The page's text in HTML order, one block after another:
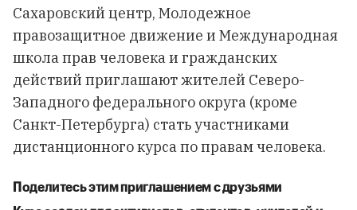
Сахаровский центр, Молодежное
правозащитное движение и Международная
школа прав человека и гражданских
действий приглашают жителей Северо-
Западного федерального округа (кроме
Санкт-Петербурга) стать участниками
дистанционного курса по правам человека.
Поделитесь этим приглашением с друзьями